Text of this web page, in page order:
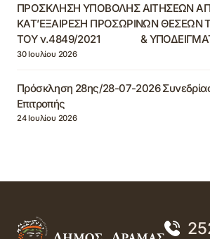
ΠΡΟΣΚΛΗΣΗ ΥΠΟΒΟΛΗΣ ΑΙΤΗΣΕΩΝ
ΚΑΤ’ΕΞΑΙΡΕΣΗ ΠΡΟΣΩΡΙΝΩΝ ΘΕΣΕΩΝ
ΤΟΥ ν.4849/2021 &
30 Ιουλίου 2026
Πρόσκληση 28ης/28-07-2026
Επιτροπής
24 Ιουλίου 2026